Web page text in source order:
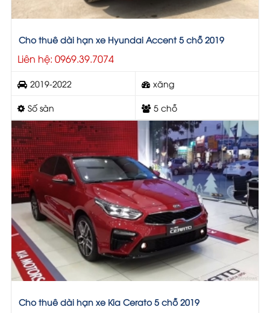
Cho thuê dài hạn xe Hyundai Accent 5 chỗ 2019
Liên hệ: 0969.39.7074
2019-2022 xăng
Số sàn 5 chỗ
Cho thuê dài hạn xe Kia Cerato 5 chỗ 2019